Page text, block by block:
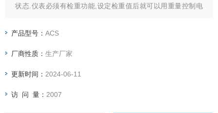
状态.仪表必须有检重功能,设定检重值后就可以用重量控制电
脑和打印机、开关量信号、4-20mA电流控制信号。
产品型号：ACS
厂商性质：生产厂家
更新时间： 2024-06-11
访 问 量： 2007